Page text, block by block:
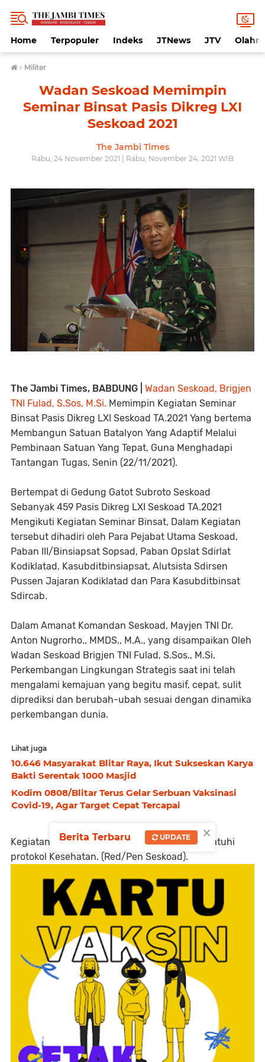
Home Terpopuler Indeks JTNews JTV
› Militer
Wadan Seskoad Memimpin
Seminar Binsat Pasis Dikreg LXI
Seskoad 2021
The Jambi Times
Rabu, 24 November 2021 | Rabu, November 24, 2021 WIB
The Jambi Times, BABDUNG |
Wadan Seskoad, Brigjen
TNI Fulad, S.Sos, M.Si. Memimpin Kegiatan Seminar
Binsat Pasis Dikreg LXI Seskoad TA.2021 Yang bertema
Membangun Satuan Batalyon Yang Adaptif Melalui
Pembinaan Satuan Yang Tepat, Guna Menghadapi
Tantangan Tugas, Senin (22/11/2021).
Bertempat di Gedung Gatot Subroto Seskoad
Sebanyak 459 Pasis Dikreg LXI Seskoad TA.2021
Mengikuti Kegiatan Seminar Binsat, Dalam Kegiatan
tersebut dihadiri oleh Para Pejabat Utama Seskoad,
Paban III/Binsiapsat Sopsad, Paban Opslat Sdirlat
Kodiklatad, Kasubditbinsiapsat, Alutsista Sdirsen
Pussen Jajaran Kodiklatad dan Para Kasubditbinsat
Sdircab.
Dalam Amanat Komandan Seskoad, Mayjen TNI Dr.
Anton Nugrorho., MMDS., M.A., yang disampaikan Oleh
Wadan Seskoad Brigjen TNI Fulad, S.Sos., M.Si,
Perkembangan Lingkungan Strategis saat ini telah
mengalami kemajuan yang begitu masif, cepat, sulit
diprediksi dan berubah-ubah sesuai dengan dinamika
perkembangan dunia.
Lihat juga
10.646 Masyarakat Blitar Raya, Ikut Sukseskan Karya
Bakti Serentak 1000 Masjid
Kodim 0808/Blitar Terus Gelar Serbuan Vaksinasi
Covid-19, Agar Target Cepat Tercapai
Kegiatan tersebut dilaksanakan dengan mematuhi
protokol Kesehatan. (Red/Pen Seskoad).
×
Berita Terbaru UPDATE